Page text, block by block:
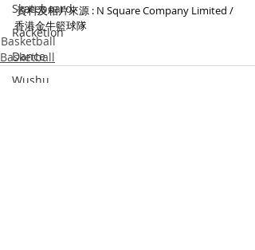
Skateboard
Racketlon
Dance
Wushu
資料及相片來源 : N Square Company Limited /
香港金牛籃球隊
Basketball
Basketball